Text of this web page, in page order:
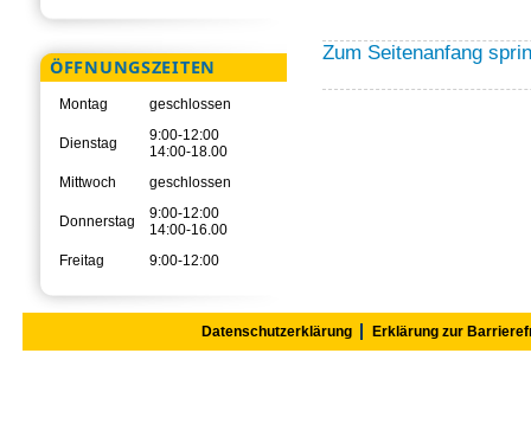
Zum Seitenanfang
ÖFFNUNGSZEITEN
Montag geschlossen
Dienstag
9:00-12:00
14:00-18.00
Mittwoch
geschlossen
Donnerstag
9:00-12:00
14:00-16.00
Freitag
9:00-12:00
Datenschutzerklärung Erklärung zur